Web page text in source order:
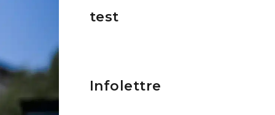
test
Infolettre